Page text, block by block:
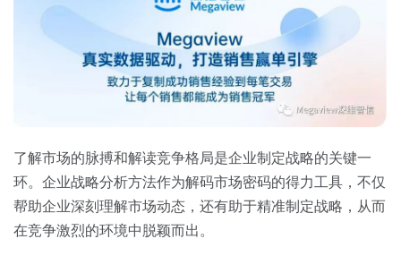
消费医疗
房地产
金融
资源中心
全部
关于我们
了解市场的脉搏和解读竞争格局是企业制定战略的关键一
环。企业战略分析方法作为解码市场密码的得力工具，不仅
帮助企业深刻理解市场动态，还有助于精准制定战略，从而
在竞争激烈的环境中脱颖而出。